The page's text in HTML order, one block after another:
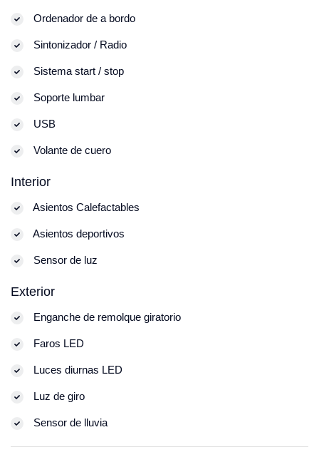
Ordenador de a bordo
Sintonizador / Radio
Sistema start / stop
Soporte lumbar
USB
Volante de cuero
Interior
Asientos Calefactables
Asientos deportivos
Sensor de luz
Exterior
Enganche de remolque giratorio
Faros LED
Luces diurnas LED
Luz de giro
Sensor de lluvia